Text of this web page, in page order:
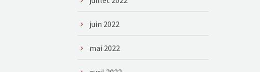
juin 2022
mai 2022